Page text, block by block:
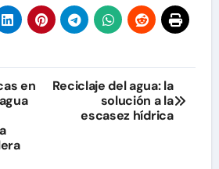
en
Reciclaje del agua: la
solución a la
escasez hídrica